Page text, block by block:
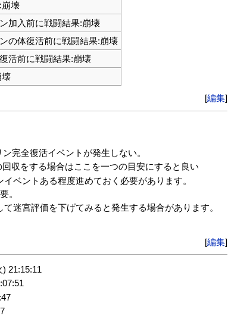
崩壊
加入前に戦闘結果:崩壊
の体復活前に戦闘結果:崩壊
活前に戦闘結果:崩壊
壊
[編集]
完全復活イベントが発生しない。
収をする場合はここを一つの目安にすると良い
ベントある程度進めておく必要があります。
。
迷宮評価を下げてみると発生する場合があります。
[編集]
) 21:15:11